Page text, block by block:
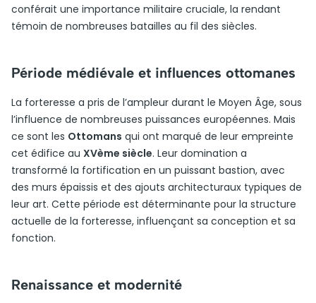
conférait une importance militaire cruciale, la rendant
témoin de nombreuses batailles au fil des siècles.
Période médiévale et influences ottomanes
La forteresse a pris de l’ampleur durant le Moyen Âge, sous
l’influence de nombreuses puissances européennes. Mais
ce sont les Ottomans qui ont marqué de leur empreinte
cet édifice au XVème siècle. Leur domination a
transformé la fortification en un puissant bastion, avec
des murs épaissis et des ajouts architecturaux typiques de
leur art. Cette période est déterminante pour la structure
actuelle de la forteresse, influençant sa conception et sa
fonction.
Renaissance et modernité